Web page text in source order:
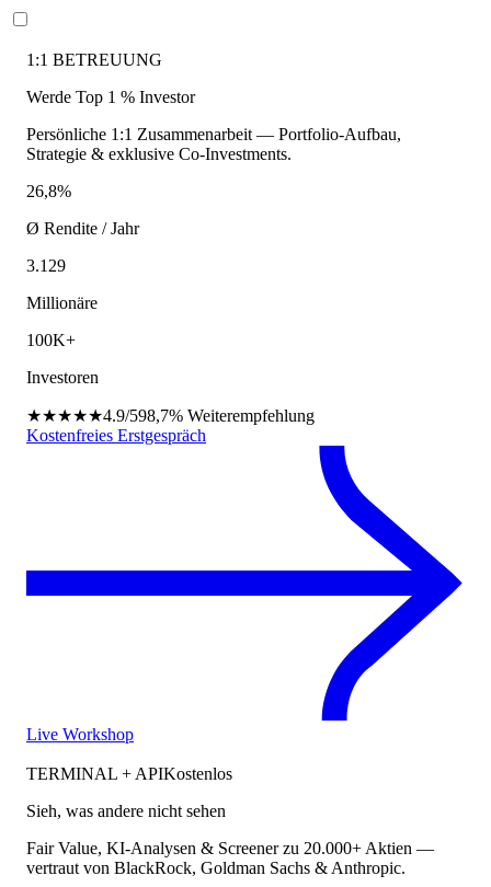
1:1 BETREUUNG
Werde Top 1 % Investor
Persönliche 1:1 Zusammenarbeit — Portfolio-Aufbau,
Strategie & exklusive Co-Investments.
26,8%
Ø Rendite / Jahr
3.129
Millionäre
100K+
Investoren
★★★★★4.9/598,7% Weiterempfehlung
Kostenfreies Erstgespräch
Live Workshop
TERMINAL + APIKostenlos
Sieh, was andere nicht sehen
Fair Value, KI-Analysen & Screener zu 20.000+ Aktien —
vertraut von BlackRock, Goldman Sachs & Anthropic.